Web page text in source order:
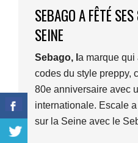
SEBAGO A FÊTÉ
SEINE
Sebago, l a marque qui
codes du style preppy,
80e anniversaire avec
internationale. Escale
sur la Seine avec le